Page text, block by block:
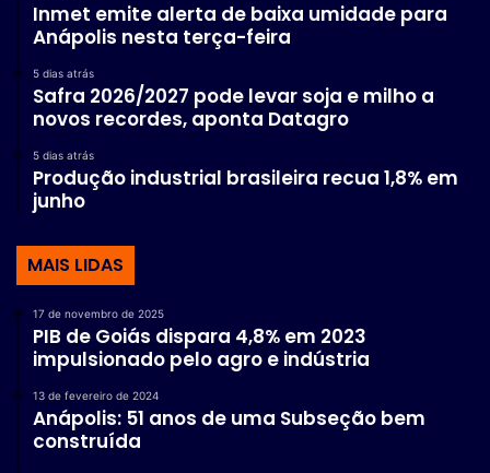
Inmet emite alerta de baixa umidade para
Anápolis nesta terça-feira
5 dias atrás
Safra 2026/2027 pode levar soja e milho a
novos recordes, aponta Datagro
5 dias atrás
Produção industrial brasileira recua 1,8% em
junho
MAIS LIDAS
17 de novembro de 2025
PIB de Goiás dispara 4,8% em 2023
impulsionado pelo agro e indústria
13 de fevereiro de 2024
Anápolis: 51 anos de uma Subseção bem
construída